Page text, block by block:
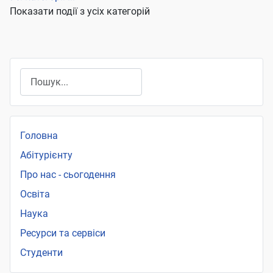
Показати події з усіх категорій
Головна
Абітурієнту
Про нас - сьогодення
Освіта
Наука
Ресурси та сервіси
Студенти